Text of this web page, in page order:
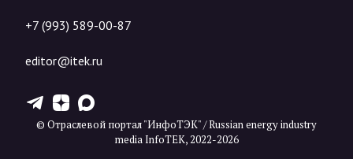
+7 (993) 589-00-87
editor@itek.ru
T Z X
© Отраслевой портал "ИнфоТЭК" / Russian energy industry
media InfoTEK, 2022-2026